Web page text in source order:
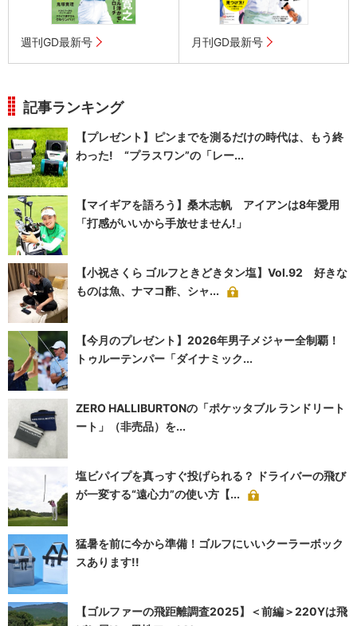
週刊GD最新号 月刊GD最新号
記事ランキング
【プレゼント】ピンまでを測るだけの時代は、もう終
わった! “プラスワン”の「レー...
【マイギアを語ろう】桑木志帆 アイアンは8年愛用
「打感がいいから手放せません!」
【小祝さくら ゴルフときどきタン塩】Vol.92 好きな
ものは魚、ナマコ酢、シャ...
【今月のプレゼント】2026年男子メジャー全制覇！
トゥルーテンパー「ダイナミック...
ZERO HALLIBURTONの「ポケッタブル ランドリート
ート」（非売品）を...
塩ビパイプを真っすぐ投げられる？ ドライバーの飛び
が一変する“遠心力”の使い方【...
猛暑を前に今から準備！ゴルフにいいクーラーボック
スあります!!
【ゴルファーの飛距離調査2025】＜前編＞220Yは飛